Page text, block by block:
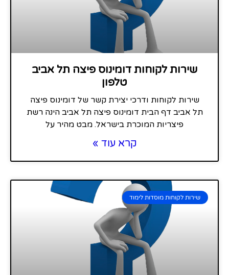
שירות לקוחות דומינוס פיצה תל אביב
טלפון
שירות לקוחות ודרכי יצירת קשר של דומינוס פיצה
תל אביב דף הבית דומינוס פיצה תל אביב הינה רשת
פיצריות המוכרת בישראל. מבט מהיר על
קרא עוד »
שירות לקוחות מוסדות לימוד